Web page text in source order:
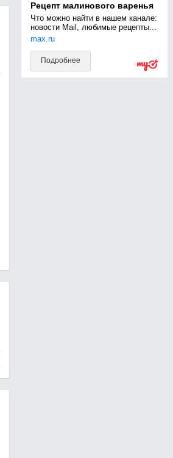
Рецепт малинового варенья
Что можно найти в нашем канале:
новости Mail, любимые рецепты...
max.ru
Подробнее